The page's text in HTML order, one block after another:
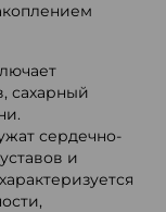
сахарный
сердечно-
и